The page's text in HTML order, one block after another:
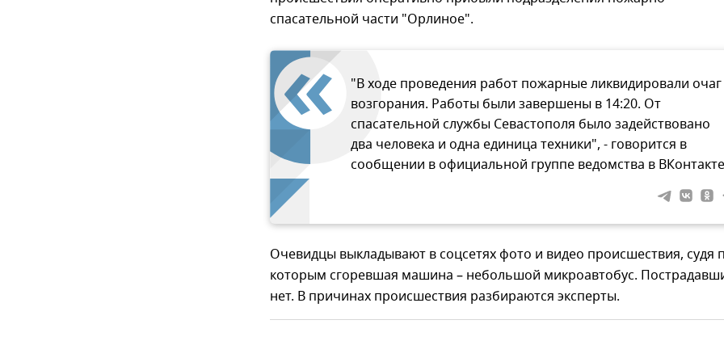
спасательной части "Орлиное".
"В ходе проведения работ пожарные ликвидировали очаг
возгорания. Работы были завершены в 14:20. От
спасательной службы Севастополя было задействовано
два человека и одна единица техники", - говорится в
сообщении в официальной группе ведомства в
Очевидцы выкладывают в соцсетях фото и видео происшествия, судя
которым сгоревшая машина – небольшой микроавтобус.
нет. В причинах происшествия разбираются эксперты.